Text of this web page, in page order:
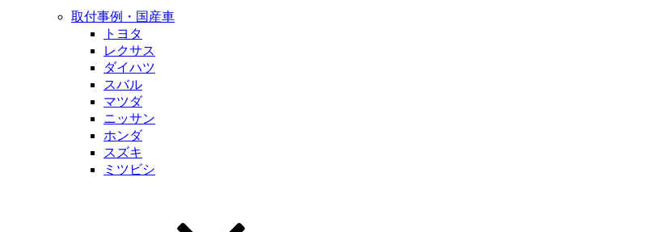
取付事例・国産車
トヨタ
レクサス
ダイハツ
スバル
マツダ
ニッサン
ホンダ
スズキ
ミツビシ